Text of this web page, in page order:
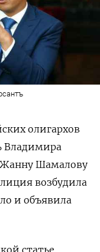
олигархов
Владимира
Жанну Шамалову
возбудила
и объявила
статье